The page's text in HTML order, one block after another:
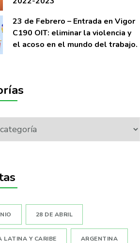
23 de Febrero – Entrada en Vigor
C190 OIT: eliminar la violencia y
el acoso en el mundo del trabajo.
28 DE ABRIL
LATINA Y CARIBE ARGENTINA